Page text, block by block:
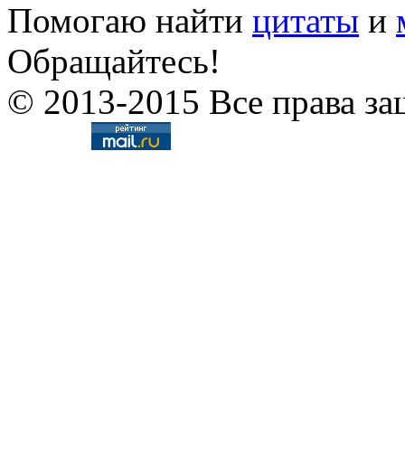
Помогаю найти цитаты и
Обращайтесь!
© 2013-2015 Все права